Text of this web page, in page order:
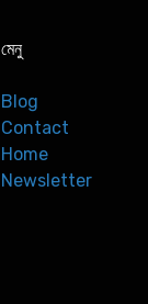
মেনু
Blog
Contact
Home
Newsletter